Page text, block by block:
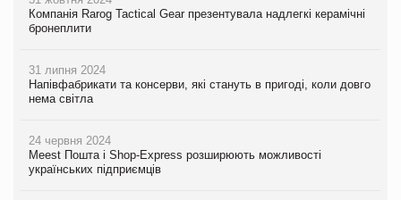
Компанія Rarog Tactical Gear презентувала надлегкі керамічні
бронеплити
31 липня 2024
Напівфабрикати та консерви, які стануть в пригоді, коли довго
нема світла
24 червня 2024
Meest Пошта і Shop-Express розширюють можливості
українських підприємців